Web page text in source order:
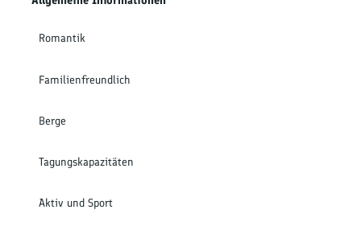
Romantik
Familienfreundlich
Berge
Tagungskapazitäten
Aktiv und Sport